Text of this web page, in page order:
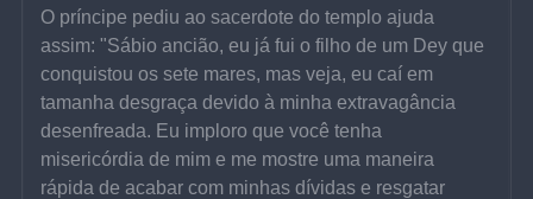
O príncipe pediu ao sacerdote do templo ajuda
assim: "Sábio ancião, eu já fui o filho de um Dey que
conquistou os sete mares, mas veja, eu caí em
tamanha desgraça devido à minha extravagância
desenfreada. Eu imploro que você tenha
misericórdia de mim e me mostre uma maneira
rápida de acabar com minhas dívidas e resgatar